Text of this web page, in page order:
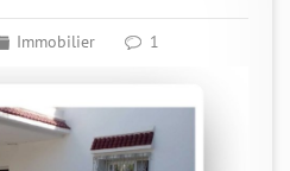
Immobilier 1